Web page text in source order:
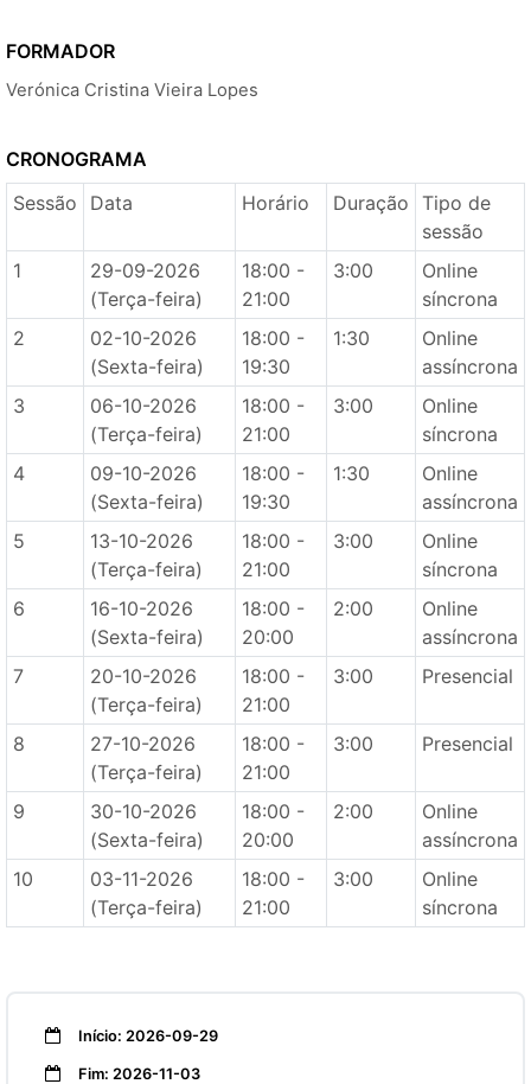
FORMADOR
Verónica Cristina Vieira Lopes
CRONOGRAMA
Sessão
Data Horário Duração Tipo de
sessão
1
29-09-2026
(Terça-feira)
18:00 -
21:00
3:00
Online
síncrona
2
02-10-2026
(Sexta-feira)
18:00 -
19:30
1:30
Online
assíncrona
3
06-10-2026
(Terça-feira)
18:00 -
21:00
3:00
Online
síncrona
4
09-10-2026
(Sexta-feira)
18:00 -
19:30
1:30
Online
assíncrona
5
13-10-2026
(Terça-feira)
18:00 -
21:00
3:00
Online
síncrona
6
16-10-2026
(Sexta-feira)
18:00 -
20:00
2:00
Online
assíncrona
7
20-10-2026
(Terça-feira)
18:00 -
21:00
3:00 Presencial
8
27-10-2026
(Terça-feira)
18:00 -
21:00
3:00 Presencial
9
30-10-2026
(Sexta-feira)
18:00 -
20:00
2:00
Online
assíncrona
10
03-11-2026
(Terça-feira)
18:00 -
21:00
3:00
Online
síncrona
Início: 2026-09-29
Fim: 2026-11-03